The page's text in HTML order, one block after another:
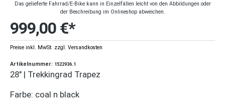
Das gelieferte Fahrrad/E-Bike kann in Einzelfällen leicht von den Abbildungen oder
der Beschreibung im Onlineshop abweichen.
999,00 €*
Preise inkl. MwSt. zzgl. Versandkosten
Artikelnummer: 1522936.1
28" | Trekkingrad Trapez
Farbe: coal n black